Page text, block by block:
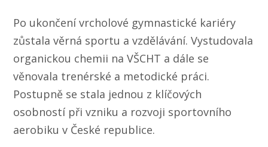
Po ukončení vrcholové gymnastické kariéry
zůstala věrná sportu a vzdělávání. Vystudovala
organickou chemii na VŠCHT a dále se
věnovala trenérské a metodické práci.
Postupně se stala jednou z klíčových
osobností při vzniku a rozvoji sportovního
aerobiku v České republice.